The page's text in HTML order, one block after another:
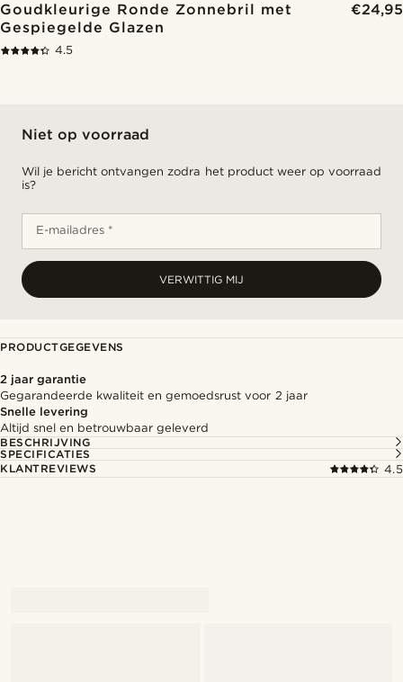
Goudkleurige Ronde Zonnebril met
Gespiegelde Glazen
€24,95
4.5
Niet op voorraad
Wil je bericht ontvangen zodra het product weer op voorraad
is?
E-mailadres *
VERWITTIG MIJ
PRODUCTGEGEVENS
2 jaar garantie
Gegarandeerde kwaliteit en gemoedsrust voor 2 jaar
Snelle levering
Altijd snel en betrouwbaar geleverd
BESCHRIJVING
SPECIFICATIES
KLANTREVIEWS
4.5